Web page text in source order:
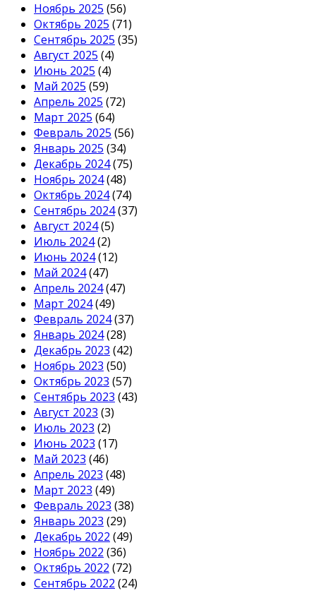
Ноябрь 2025 (56)
Октябрь 2025 (71)
Сентябрь 2025 (35)
Август 2025 (4)
Июнь 2025 (4)
Май 2025 (59)
Апрель 2025 (72)
Март 2025 (64)
Февраль 2025 (56)
Январь 2025 (34)
Декабрь 2024(75)
Ноябрь 2024(48)
Октябрь 2024(74)
Сентябрь 2024(37)
Август 2024(5)
Июль 2024(2)
Июнь 2024(12)
Май 2024(47)
Апрель 2024(47)
Март 2024(49)
Февраль 2024(37)
Январь 2024(28)
Декабрь 2023 (42)
Ноябрь 2023 (50)
Октябрь 2023 (57)
Сентябрь 2023 (43)
Август 2023 (3)
Июль 2023 (2)
Июнь 2023 (17)
Май 2023 (46)
Апрель 2023 (48)
Март 2023 (49)
Февраль 2023 (38)
Январь 2023 (29)
Декабрь 2022 (49)
Ноябрь 2022 (36)
Октябрь 2022 (72)
Сентябрь 2022 (24)